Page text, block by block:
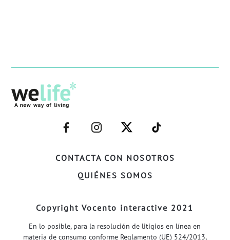
CONTACTA CON NOSOTROS
QUIÉNES SOMOS
–
FACEBOOK–
–
INSTAGRAM–
–
TWITTER–
–
WELIFE–
Copyright Vocento interactive 2021
En lo posible, para la resolución de litigios en línea en
materia de consumo conforme Reglamento (UE) 524/2013,